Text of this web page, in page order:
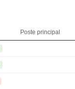
Poste principal